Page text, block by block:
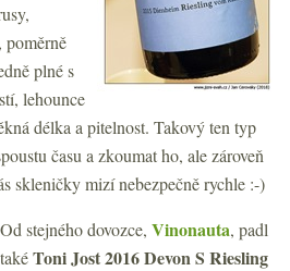
plné s
lehounce
délka a pitelnost. Takový ten typ
času a zkoumat ho, ale zároveň
skleničky mizí nebezpečně rychle :-)
Od stejného dovozce, Vinonauta, padl
takéToni Jost 2016 Devon S Riesling